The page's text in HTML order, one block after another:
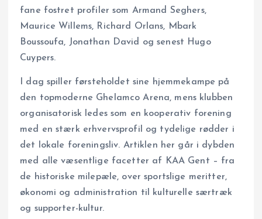
fane fostret profiler som Armand Seghers,
Maurice Willems, Richard Orlans, Mbark
Boussoufa, Jonathan David og senest Hugo
Cuypers.
I dag spiller førsteholdet sine hjemmekampe på
den topmoderne Ghelamco Arena, mens klubben
organisatorisk ledes som en kooperativ forening
med en stærk erhvervsprofil og tydelige rødder i
det lokale foreningsliv. Artiklen her går i dybden
med alle væsentlige facetter af KAA Gent – fra
de historiske milepæle, over sportslige meritter,
økonomi og administration til kulturelle særtræk
og supporter-kultur.